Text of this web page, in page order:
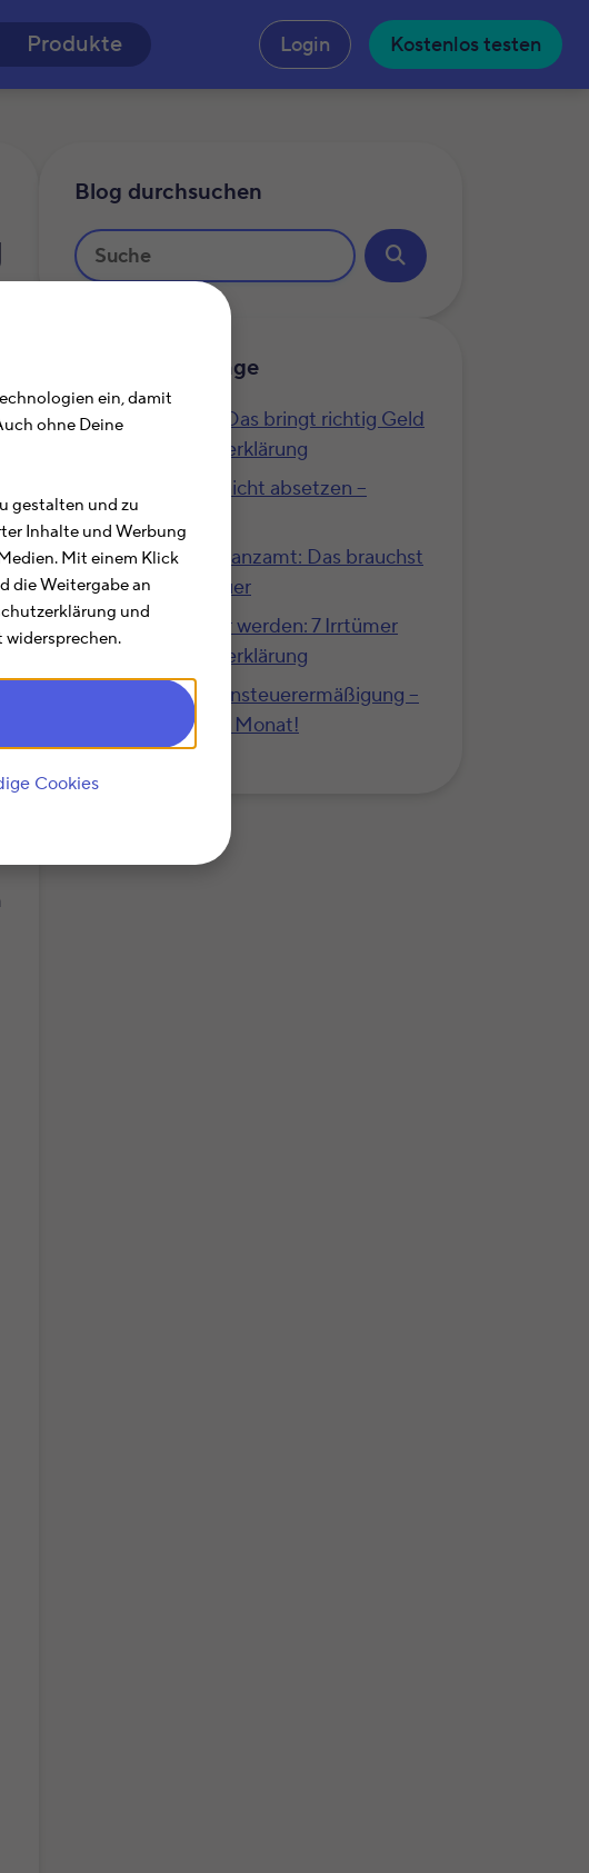
ein, damit
ohne Deine
gestalten und zu
Inhalte und Werbung
Mit einem Klick
die Weitergabe an
und
widersprechen.
Cookies
springen
Login Kostenlos testen
Produkte
Blog durchsuchen
Ähnliche Beiträge
Unsere Top 4: Das bringt richtig Geld
bei der Steuererklärung
Das lässt sich nicht absetzen –
unsere Top 10
Belege fürs Finanzamt: Das brauchst
Du für die Steuer
Das kann teuer werden: 7 Irrtümer
bei der Steuererklärung
Antrag auf Lohnsteuerermäßigung –
mehr Netto im Monat!